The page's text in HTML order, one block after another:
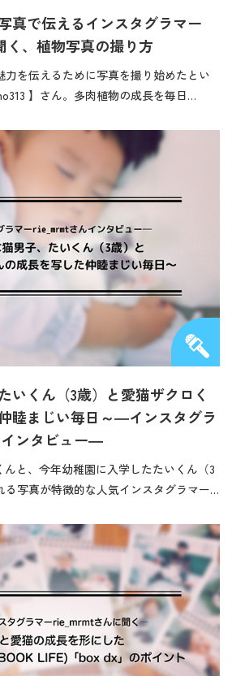
真で伝えるインスタグラマー
く、植物写真の撮り方
を伝えるために写真を撮り始めたとい
】さん。多肉植物の成長を毎日…
いくん（3歳）と愛猫ザクロく
睦まじい毎日～―インスタグラ
ンタビュー―
んと、今年幼稚園に入学したたいくん（3
る写真が特徴的な人気インスタグラマー…